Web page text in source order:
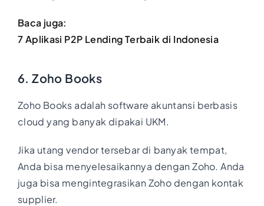
Baca juga:
7 Aplikasi P2P Lending Terbaik di Indonesia
6. Zoho Books
Zoho Books adalah software akuntansi berbasis
cloud yang banyak dipakai UKM.
Jika utang vendor tersebar di banyak tempat,
Anda bisa menyelesaikannya dengan Zoho. Anda
juga bisa mengintegrasikan Zoho dengan kontak
supplier.